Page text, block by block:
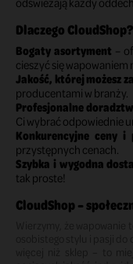
Dlaczego CloudShop?
Bogaty asortyment –
cieszyć się
Jakość, której możesz
producentami w branży.
Profesjonalne
Ci wybrać odpowiednie
Konkurencyjne ceny i
przystępnych cenach.
Szybka i wygodna
tak proste!
CloudShop –